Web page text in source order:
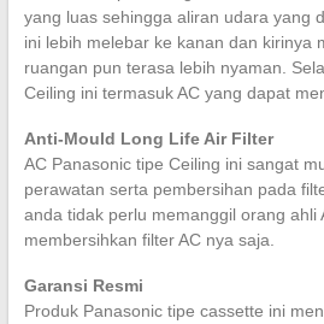
yang luas sehingga aliran udara yang
ini lebih melebar ke kanan dan kirinya
ruangan pun terasa lebih nyaman.
Ceiling ini termasuk AC yang dapat
Anti-Mould Long Life Air Filter
AC Panasonic tipe Ceiling ini sangat
perawatan serta pembersihan pada
anda tidak perlu memanggil orang ahli
membersihkan filter AC nya saja.
Garansi Resmi
Produk Panasonic tipe cassette ini